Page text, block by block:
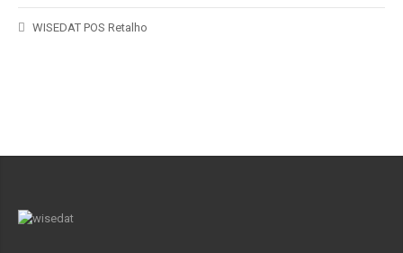
WISEDAT POS Retalho